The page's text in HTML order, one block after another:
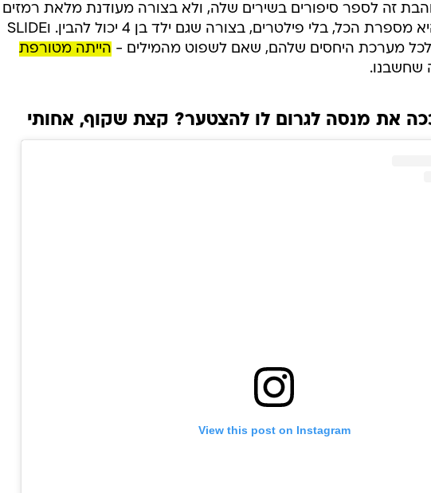
זה לספר סיפורים בשירים שלה, ולא בצורה מעודנת מלאת רמזים
קטנים ורפרורים - לא, היא מספרת הכל, בלי פילטרים, בצורה שגם ילד בן 4 יכול להבין. וSLIDE
הייתה מטורפת
שחשבנו.
ככה את מנסה לגרום לו להצטער? קצת שקוף, אחותי
View this post on Instagram